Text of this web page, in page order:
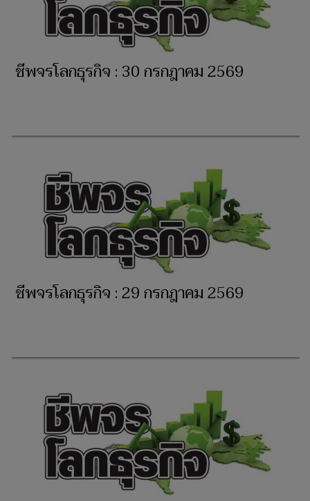
ชีพจรโลกธุรกิจ : 30 กรกฎาคม 2569
ชีพจรโลกธุรกิจ : 29 กรกฎาคม 2569